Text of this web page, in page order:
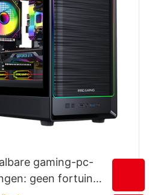
gaming-pc-
geen fortuin